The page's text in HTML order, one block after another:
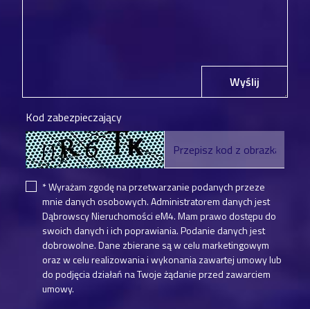
Wyślij
Kod zabezpieczający
* Wyrażam zgodę na przetwarzanie podanych przeze
mnie danych osobowych. Administratorem danych jest
Dąbrowscy Nieruchomości eM4. Mam prawo dostępu do
swoich danych i ich poprawiania. Podanie danych jest
dobrowolne. Dane zbierane są w celu marketingowym
oraz w celu realizowania i wykonania zawartej umowy lub
do podjęcia działań na Twoje żądanie przed zawarciem
umowy.